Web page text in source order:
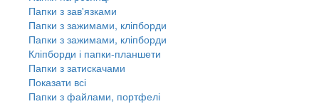
Папки з зав'язками
Папки з зажимами, кліпборди
Папки з зажимами, кліпборди
Кліпборди і папки-планшети
Папки з затискачами
Показати всі
Папки з файлами, портфелі